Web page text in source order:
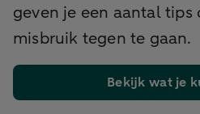
geven je een aantal
misbruik tegen te gaan.
Bekijk wat je